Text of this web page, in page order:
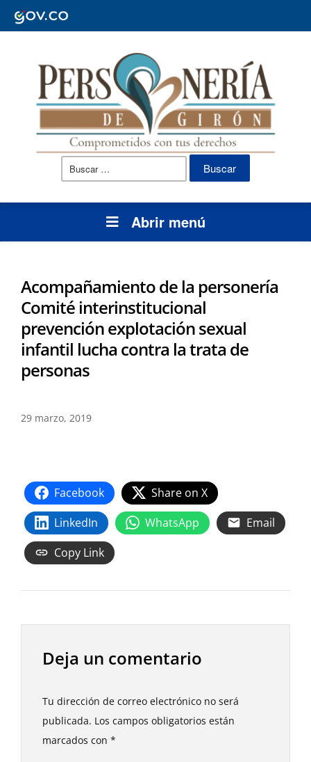
Buscar:
Abrir menú
Acompañamiento de la personería
Comité interinstitucional
prevención explotación sexual
infantil lucha contra la trata de
personas
29 marzo, 2019
Facebook
Share on X
LinkedIn
WhatsApp
Email
Copy Link
Deja un comentario
Tu dirección de correo electrónico no será
publicada. Los campos obligatorios están
marcados con *